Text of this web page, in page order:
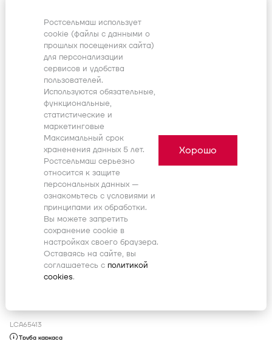
продукта или свяжитесь с дилером
Номер позиции:-
Кол-во позиций:1
Начало, дата:-
Окончание, дата:-
Для выбора подходящей к вашей
технике детали введите в поиск код
продукта или свяжитесь с дилером
Номер позиции:-
Кол-во позиций:1
Начало, дата:-
Окончание, дата:-
Для выбора подходящей к вашей
технике детали введите в поиск код
продукта или свяжитесь с дилером
Номер позиции:-
Кол-во позиций:1
Начало, дата:-
Для выбора подходящей к вашей
Труба каркаса
LCA65413
Труба каркаса
Ростсельмаш использует
cookie (файлы с данными о
прошлых посещениях сайта)
для персонализации
сервисов и удобства
пользователей.
Используются обязательные,
функциональные,
статистические и
маркетинговые
Максимальный срок
храненения данных 5 лет.
Ростсельмаш серьезно
относится к защите
персональных данных —
ознакомьтесь с условиями и
принципами их обработки.
Вы можете запретить
сохранение cookie в
настройках своего браузера.
Оставаясь на сайте, вы
соглашаетесь с политикой
cookies.
Хорошо